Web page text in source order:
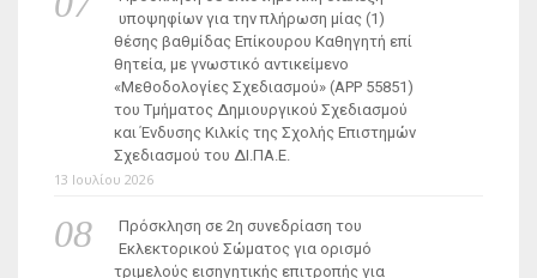
υποψηφίων για την πλήρωση μίας (1)
θέσης βαθμίδας Επίκουρου Καθηγητή επί
θητεία, με γνωστικό αντικείμενο
«Μεθοδολογίες Σχεδιασμού» (ΑΡΡ 55851)
του Τμήματος Δημιουργικού Σχεδιασμού
και Ένδυσης Κιλκίς της Σχολής Επιστημών
Σχεδιασμού του ΔΙ.ΠΑ.Ε.
13 Ιουλίου 2026
Πρόσκληση σε 2η συνεδρίαση του
Εκλεκτορικού Σώματος για ορισμό
τριμελούς εισηγητικής επιτροπής για